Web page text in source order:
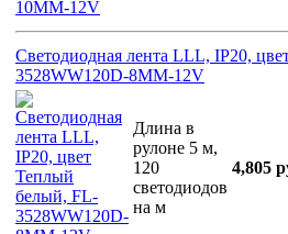
Светодиодная лента LLL, IP20,
3528WW120D-8MM-12V
Длина в
рулоне 5 м,
120
светодиодов
на м
4,805